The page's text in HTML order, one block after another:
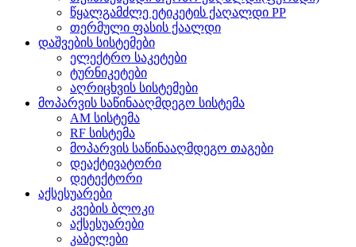
წყალგამძლე ეტიკეტის ქაღალდი PP
თერმული ფასის ქაალდი
დაშვების სისტემები
ელექტრო საკეტები
ტურნიკეტები
აღრიცხვის სისტემები
მოპარვის საწინააღმდეგო სისტემა
AM სისტემა
RF სისტემა
მოპარვის საწინააღმდეგო თაგები
დეაქტივატორი
დეტექტორი
აქსესუარები
კვების ბლოკი
აქსესუარები
კაბელები